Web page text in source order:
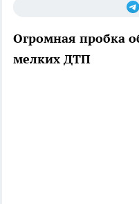
Огромная пробка
мелких ДТП